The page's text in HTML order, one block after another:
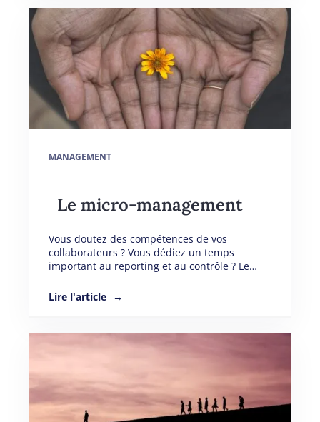
MANAGEMENT
Le micro-management
Vous doutez des compétences de vos
collaborateurs ? Vous dédiez un temps
important au reporting et au contrôle ? Le…
Lire l'article